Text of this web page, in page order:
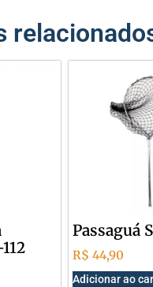
Passaguá
R$ 44,90
Adicionar ao